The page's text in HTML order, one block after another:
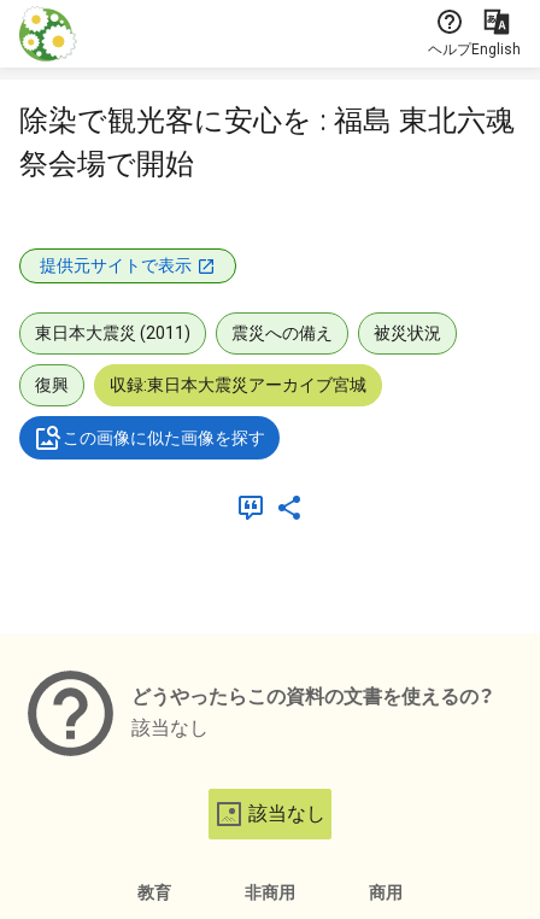
本文に飛ぶ
ヘルプEnglish
除染で観光客に安心を : 福島 東北六魂
祭会場で開始
提供元サイトで表示
東日本大震災 (2011) 震災への備え 被災状況
復興 収録:東日本大震災アーカイブ宮城
この画像に似た画像を探す
どうやったらこの資料の文書を使えるの？
該当なし
該当なし
教育 非商用 商用